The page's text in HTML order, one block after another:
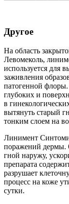
Другое
На область
Левомеколь,
используется для
заживления
патогенной
глубоких и
в
вытянуть старый
тонким слоем на
Линимент
поражений дермы.
гной наружу,
препарата
разрушает
процесс на коже
сутки.